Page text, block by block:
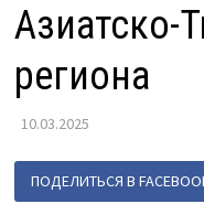
Азиатско-
региона
10.03.2025
ПОДЕЛИТЬСЯ В